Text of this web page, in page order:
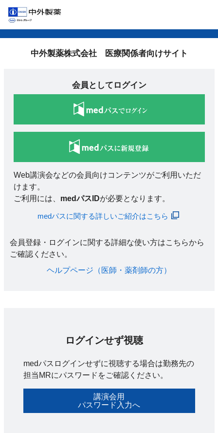
中外製薬株式会社 医療関係者向けサイト
会員としてログイン
Web講演会などの会員向けコンテンツがご利用いただ
けます。
ご利用には、 medパスIDが必要となります。
medパスに関する詳しいご紹介はこちら
会員登録・ログインに関する詳細な使い方はこちらから
ご確認ください。​
ヘルプページ（医師・薬剤師の方）​
ログインせず視聴
medパスログインせずに視聴する場合は勤務先の
担当MRにパスワードをご確認ください。
講演会用
パスワード入力へ